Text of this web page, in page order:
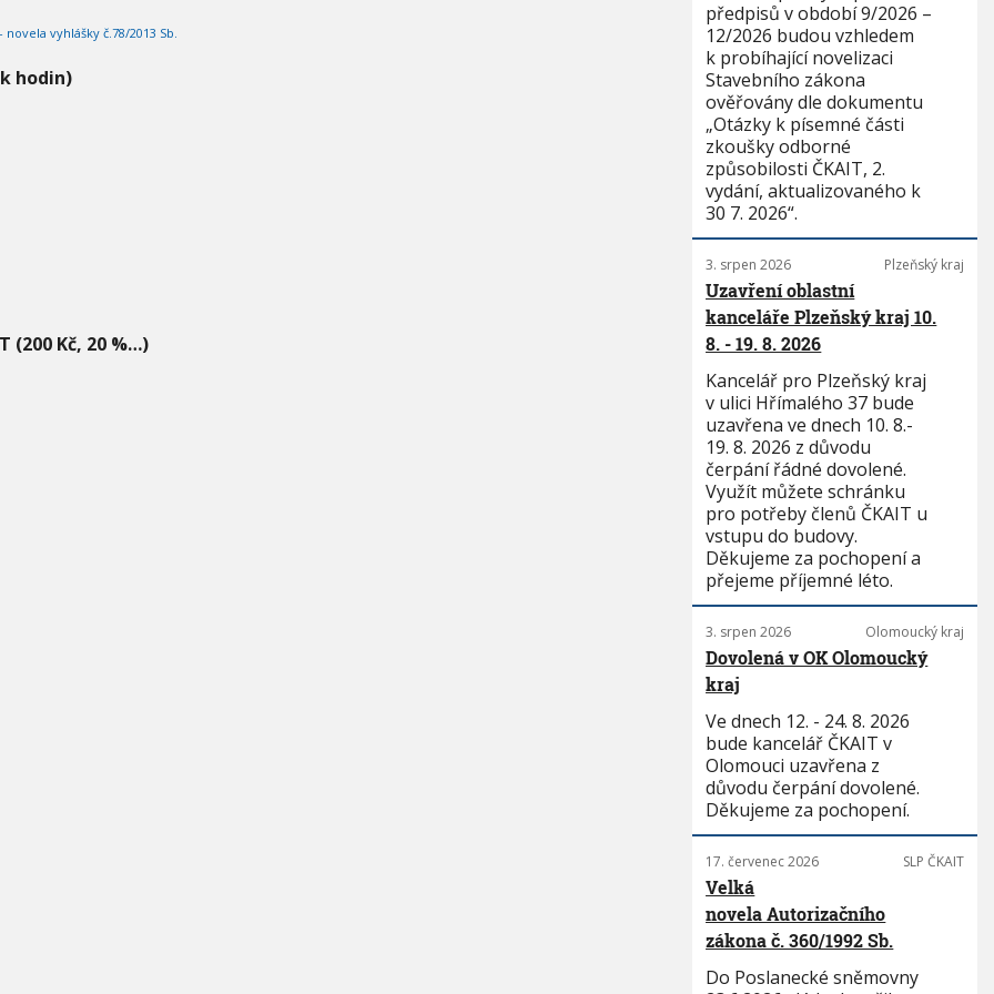
novela vyhlášky č.78/2013 Sb.
hodin)
(200 Kč, 20 %…)
předpisů v období 9/2026 –
12/2026 budou vzhledem
k probíhající novelizaci
Stavebního zákona
ověřovány dle dokumentu
„Otázky k písemné části
zkoušky odborné
způsobilosti ČKAIT, 2.
vydání, aktualizovaného k
30 7. 2026“.
3. srpen 2026 Plzeňský kraj
Uzavření oblastní
kanceláře Plzeňský kraj 10.
8. - 19. 8. 2026
Kancelář pro Plzeňský kraj
v ulici Hřímalého 37 bude
uzavřena ve dnech 10. 8.-
19. 8. 2026 z důvodu
čerpání řádné dovolené.
Využít můžete schránku
pro potřeby členů ČKAIT u
vstupu do budovy.
Děkujeme za pochopení a
přejeme příjemné léto.
3. srpen 2026 Olomoucký kraj
Dovolená v OK Olomoucký
kraj
Ve dnech 12. - 24. 8. 2026
bude kancelář ČKAIT v
Olomouci uzavřena z
důvodu čerpání dovolené.
Děkujeme za pochopení.
17. červenec 2026 SLP ČKAIT
Velká
novela Autorizačního
zákona č. 360/1992 Sb.
Do Poslanecké sněmovny